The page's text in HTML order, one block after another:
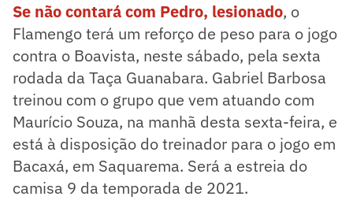
Se não contará com Pedro, lesionado, o
Flamengo terá um reforço de peso para o jogo
contra o Boavista, neste sábado, pela sexta
rodada da Taça Guanabara. Gabriel Barbosa
treinou com o grupo que vem atuando com
Maurício Souza, na manhã desta sexta-feira, e
está à disposição do treinador para o jogo em
Bacaxá, em Saquarema. Será a estreia do
camisa 9 da temporada de 2021.